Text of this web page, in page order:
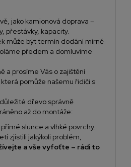
jako kamionová doprava –
přestávky, kapacity.
může být termín dodání mírně
předem a domluvíme
a prosíme Vás o zajištění
pomůže našemu řidiči s
dřevo správně
až do montáže:
slunce a vlhké povrchy.
zjistili jakýkoli problém,
a vše vyfoťte – rádi to